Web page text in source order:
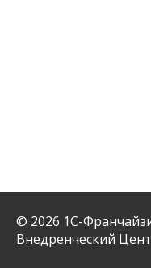
© 2026 1С-
Внедренческий